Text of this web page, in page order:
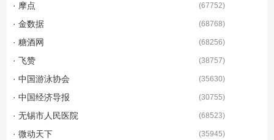
· 摩点 (67752)
· 金数据 (68768)
· 糖酒网 (68256)
· 飞赞 (38757)
· 中国游泳协会 (35630)
· 中国经济导报 (30755)
· 无锡市人民医院 (68523)
· 微动天下 (35945)